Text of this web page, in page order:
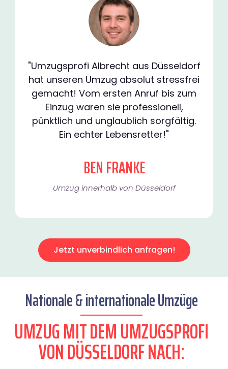
"Umzugsprofi Albrecht aus Düsseldorf
hat unseren Umzug absolut stressfrei
gemacht! Vom ersten Anruf bis zum
Einzug waren sie professionell,
pünktlich und unglaublich sorgfältig.
Ein echter Lebensretter!"
BEN FRANKE
Umzug innerhalb von Düsseldorf​
Jetzt unverbindlich anfragen!
Nationale & internationale Umzüge
UMZUG MIT DEM UMZUGSPROFI
VON DÜSSELDORF NACH: